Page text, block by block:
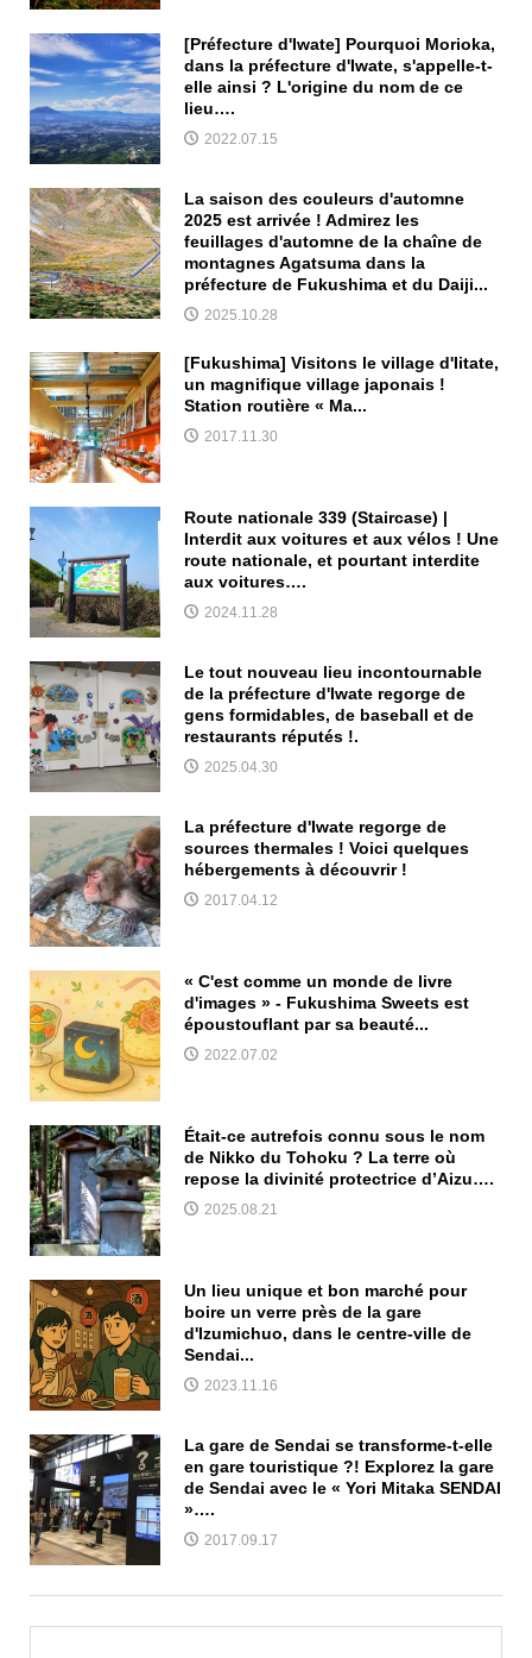
[Préfecture d'Iwate] Pourquoi Morioka,
dans la préfecture d'Iwate, s'appelle-t-
elle ainsi ? L'origine du nom de ce
lieu….
2022.07.15
La saison des couleurs d'automne
2025 est arrivée ! Admirez les
feuillages d'automne de la chaîne de
montagnes Agatsuma dans la
préfecture de Fukushima et du Daiji...
2025.10.28
[Fukushima] Visitons le village d'Iitate,
un magnifique village japonais !
Station routière « Ma...
2017.11.30
Route nationale 339 (Staircase) |
Interdit aux voitures et aux vélos ! Une
route nationale, et pourtant interdite
aux voitures….
2024.11.28
Le tout nouveau lieu incontournable
de la préfecture d'Iwate regorge de
gens formidables, de baseball et de
restaurants réputés !.
2025.04.30
La préfecture d'Iwate regorge de
sources thermales ! Voici quelques
hébergements à découvrir !
2017.04.12
« C'est comme un monde de livre
d'images » - Fukushima Sweets est
époustouflant par sa beauté...
2022.07.02
Était-ce autrefois connu sous le nom
de Nikko du Tohoku ? La terre où
repose la divinité protectrice d’Aizu….
2025.08.21
Un lieu unique et bon marché pour
boire un verre près de la gare
d'Izumichuo, dans le centre-ville de
Sendai...
2023.11.16
La gare de Sendai se transforme-t-elle
en gare touristique ?! Explorez la gare
de Sendai avec le « Yori Mitaka SENDAI
»….
2017.09.17